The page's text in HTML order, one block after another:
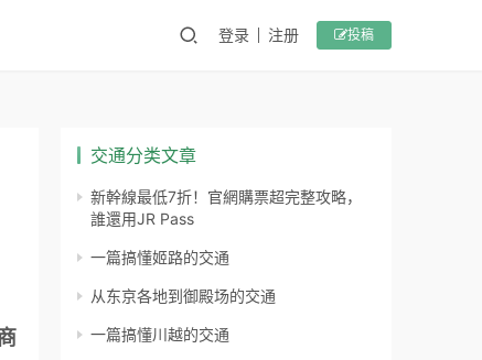
登录 注册 投稿
交通分类文章
新幹線最低7折！官網購票超完整攻略，
誰還用JR Pass
一篇搞懂姬路的交通
从东京各地到御殿场的交通
一篇搞懂川越的交通